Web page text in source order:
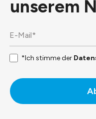
unserem
*Ich stimme der